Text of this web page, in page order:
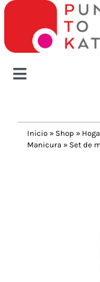
Saltar
contenido
Toggle
Tazas y botellas
Inicio » Shop »
Manicura » Set de